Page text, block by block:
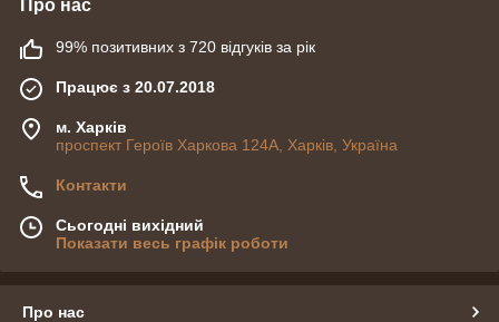
Про нас
99% позитивних з 720 відгуків за рік
Працює з 20.07.2018
м. Харків
проспект Героїв Харкова 124А, Харків, Україна
Контакти
Сьогодні вихідний
Показати весь графік роботи
Про нас